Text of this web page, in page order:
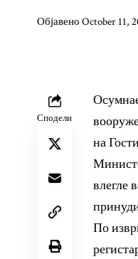
Објавено October 11,
Сподели
на
влегле
По